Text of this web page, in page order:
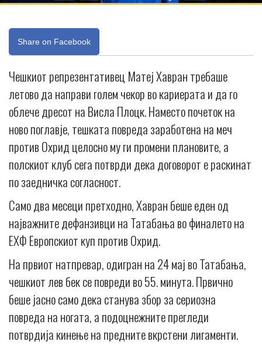
Share on Facebook
Чешкиот репрезентативец Матеј Хавран требаше
летово да направи голем чекор во кариерата и да го
облече дресот на Висла Плоцк. Наместо почеток на
ново поглавје, тешката повреда заработена на меч
против Охрид целосно му ги промени плановите, а
полскиот клуб сега потврди дека договорот е раскинат
по заедничка согласност.
Само два месеци претходно, Хавран беше еден од
најважните дефанзивци на Татабања во финалето на
ЕХФ Европскиот куп против Охрид.
На првиот натпревар, одигран на 24 мај во Татабања,
чешкиот лев бек се повреди во 55. минута. Првично
беше јасно само дека станува збор за сериозна
повреда на ногата, а подоцнежните прегледи
потврдија кинење на предните вкрстени лигаменти.